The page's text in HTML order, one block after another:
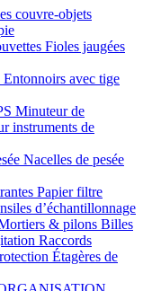
couvre-objets
Fioles jaugées
Entonnoirs avec tige
Minuteur de
instruments de
Nacelles de pesée
Papier filtre
d’échantillonnage
& pilons Billes
Raccords
Étagères de